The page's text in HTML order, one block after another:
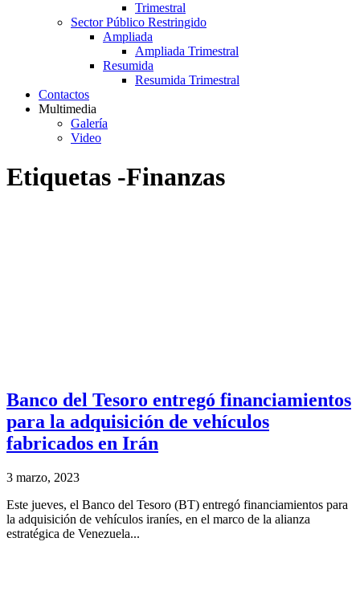
Trimestral
Sector Público Restringido
Ampliada
Ampliada Trimestral
Resumida
Resumida Trimestral
Contactos
Multimedia
Galería
Video
Etiquetas -Finanzas
Banco del Tesoro entregó financiamientos
para la adquisición de vehículos
fabricados en Irán
3 marzo, 2023
Este jueves, el Banco del Tesoro (BT) entregó financiamientos para
la adquisición de vehículos iraníes, en el marco de la alianza
estratégica de Venezuela...